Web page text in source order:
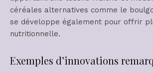
céréales alternatives comme le
se développe également pour offrir
nutritionnelle.
Exemples d’innovations